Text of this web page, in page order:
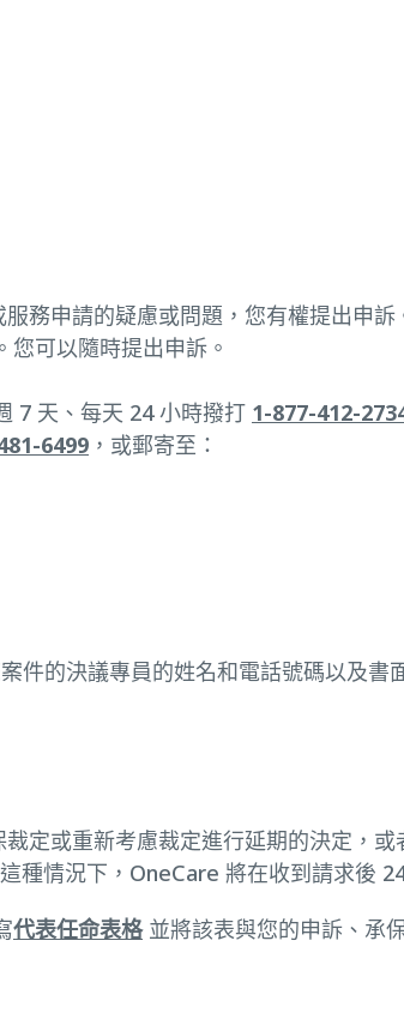
務申請的疑慮或問題，您有權提出申
可以隨時提出申訴。
7 天、每天 24 小時撥打 1-877-412-
6499 ，或郵寄至：
件的決議專員的姓名和電話號碼以及
定或重新考慮裁定進行延期的決定，
種情況下，OneCare 將在收到請求後
代表任命表格並將該表與您的申訴、承